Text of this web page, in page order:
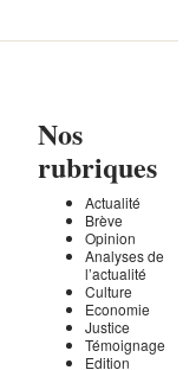
Nos
rubriques
Actualité
Brève
Opinion
Analyses de
l’actualité
Culture
Economie
Justice
Témoignage
Edition